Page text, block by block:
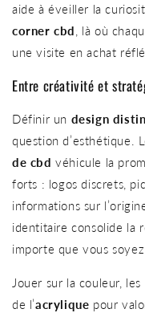
aide à éveiller la
corner cbd
, là où
une visite en achat
Entre créativité et
Définir un design
question d’esthétique.
de cbd véhicule la
forts : logos discrets,
informations sur
identitaire consolide la
importe que vous
Jouer sur la couleur,
de l’acrylique pour